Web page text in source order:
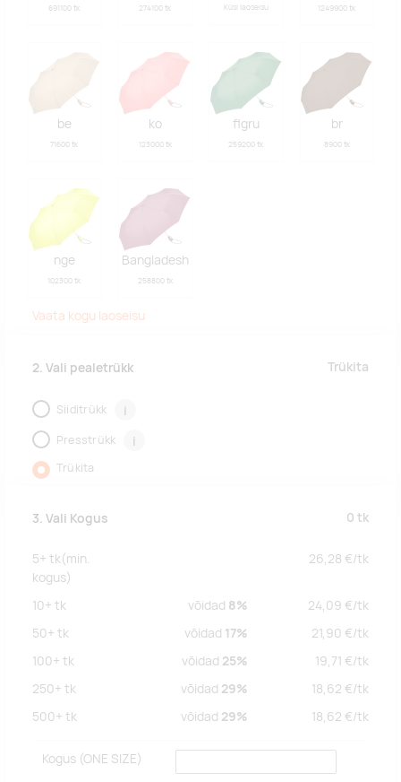
691100 tk 274100 tk Küsi laoseisu 1249900 tk
be
71600 tk
ko
123000 tk
flgru
259200 tk
br
8900 tk
nge
102300 tk
Bangladesh
258800 tk
Vaata kogu laoseisu
2. Vali pealetrükk Trükita
Siiditrükk i
Presstrükk i
Trükita
3. Vali Kogus 0 tk
5+ tk(min.
kogus)
26,28 €/tk
10+ tk võidad 8% 24,09 €/tk
50+ tk võidad 17% 21,90 €/tk
100+ tk võidad 25% 19,71 €/tk
250+ tk võidad 29% 18,62 €/tk
500+ tk võidad 29% 18,62 €/tk
Kogus(ONE SIZE)